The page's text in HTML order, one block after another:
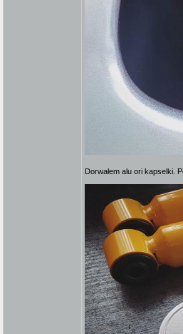
Dorwałem alu ori kapselki.